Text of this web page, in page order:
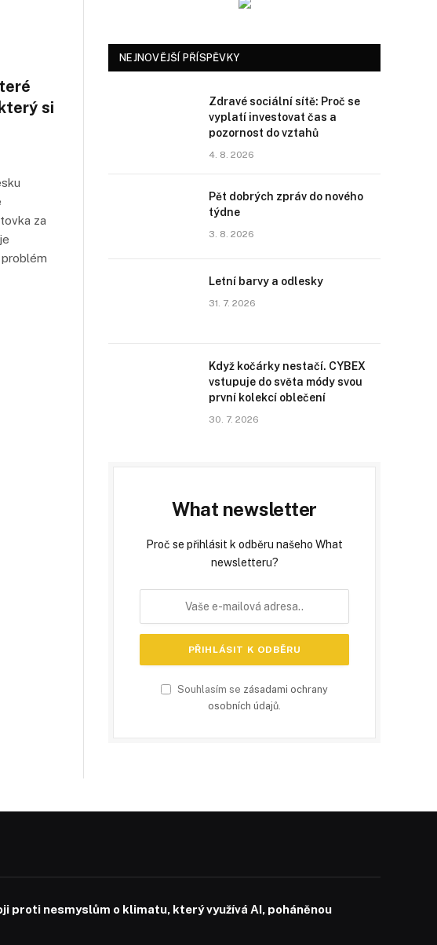
si
za
NEJNOVĚJŠÍ PŘÍSPĚVKY
Zdravé sociální sítě: Proč se
vyplatí investovat čas a
pozornost do vztahů
4. 8. 2026
Pět dobrých zpráv do nového
týdne
3. 8. 2026
Letní barvy a odlesky
31. 7. 2026
Když kočárky nestačí. CYBEX
vstupuje do světa módy svou
první kolekcí oblečení
30. 7. 2026
What newsletter
Proč se přihlásit k odběru našeho What
newsletteru?
Souhlasím se zásadami ochrany
osobních údajů.
proti nesmyslům o klimatu, který využívá AI, poháněnou